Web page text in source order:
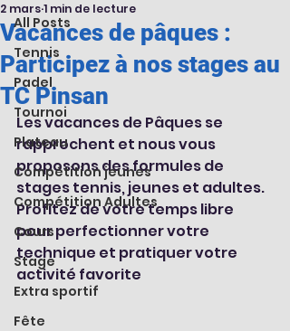
All Posts
Tennis
Padel
Tournoi
Plateau
Compétition jeunes
Compétition Adultes
Cours
Stage
Extra sportif
Fête
Vacances de pâques :
Participez à nos stages au
TC Pinsan
2 mars1 min de lecture
Les vacances de Pâques se
rapprochent et nous vous
proposons des formules de
stages tennis, jeunes et adultes.
Profitez de votre temps libre
pour perfectionner votre
technique et pratiquer votre
activité favorite